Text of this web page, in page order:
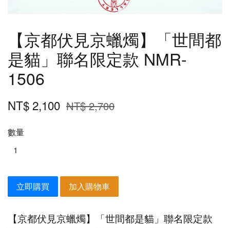
【京都伏見京蠟燭】「世間都
是貓」聯名限定款 NMR-
1506
NT$ 2,100 NT$ 2,700
數量
立即購買 加入購物車
【京都伏見京蠟燭】「世間都是貓」聯名限定款